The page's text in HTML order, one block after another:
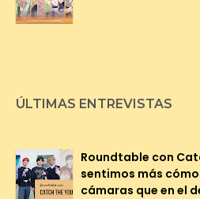
ÚLTIMAS ENTREVISTAS
Roundtable con
sentimos más
cámaras que en el